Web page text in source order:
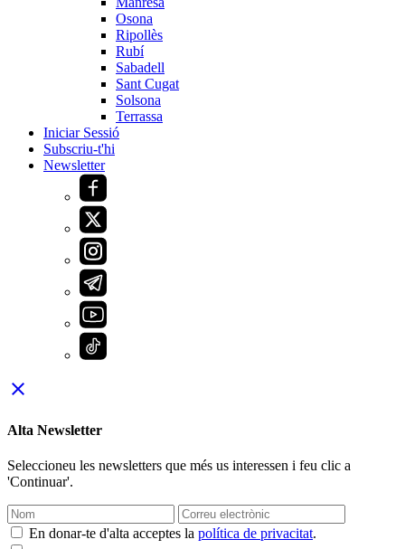
Osona
Ripollès
Rubí
Sabadell
Sant Cugat
Solsona
Terrassa
Iniciar Sessió
Subscriu-t'hi
Newsletter
close
Alta Newsletter
Seleccioneu les newsletters que més us interessen i feu clic a
'Continuar'.
En donar-te d'alta acceptes la política de privacitat.